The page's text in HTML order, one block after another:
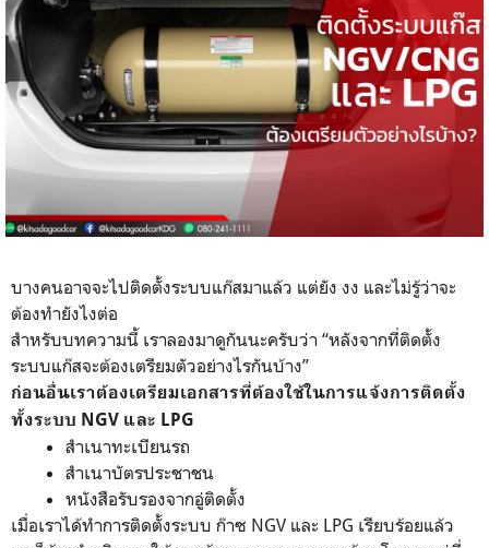
บางคนอาจจะไปติดตั้งระบบแก๊สมาแล้ว แต่ยัง งง และไม่รู้ว่าจะ
ต้องทำยังไงต่อ
สำหรับบทความนี้ เราลองมาดูกันนะครับว่า “หลังจากที่ติดตั้ง
ระบบแก๊สจะต้องเตรียมตัวอย่างไรกันบ้าง”
ก่อนอื่นเราต้องเตรียมเอกสารที่ต้องใช้ในการแจ้งการติดตั้ง
ทั้งระบบ NGV และ LPG
สำเนาทะเบียนรถ
สำเนาบัตรประชาชน
หนังสือรับรองจากอู่ติดตั้ง
เมื่อเราได้ทำการติดตั้งระบบ ก๊าซ NGV และ LPG เรียบร้อยแล้ว